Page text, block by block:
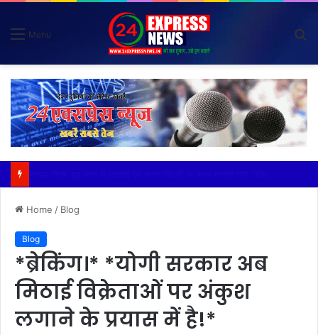
Menu
Home / Blog
Blog
*ब्रेकिंग।* *योगी सरकार अब
मिठाई विक्रेताओं पर अंकुश
लगाने के प्रयास में है!*